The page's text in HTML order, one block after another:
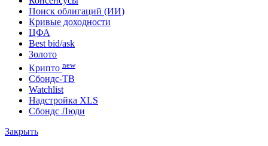
Поиск облигаций (ИИ)
Кривые доходности
ЦФА
Best bid/ask
Золото
Крипто new
Сбондс-ТВ
Watchlist
Надстройка XLS
Сбондс Люди
Закрыть